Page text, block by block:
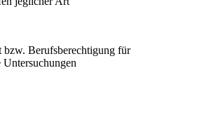
bzw. Berufsberechtigung für